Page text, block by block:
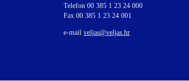
Telefon 00 385 1 23 24 000
Fax 00 385 1 23 24 001
e-mail veljas@veljas.hr